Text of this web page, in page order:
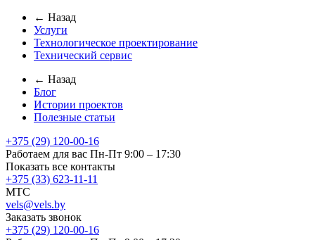
← Назад
Услуги
Технологическое проектирование
Технический сервис
← Назад
Блог
Истории проектов
Полезные статьи
+375 (29) 120-00-16
Работаем для вас Пн-Пт 9:00 – 17:30
Показать все контакты
+375 (33) 623-11-11
MTC
vels@vels.by
Заказать звонок
+375 (29) 120-00-16